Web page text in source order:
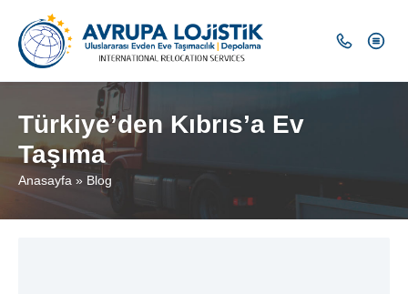
Türkiye’den Kıbrıs’a Ev
Taşıma
Anasayfa » Blog